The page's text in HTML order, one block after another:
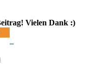
Vielen Dank :)